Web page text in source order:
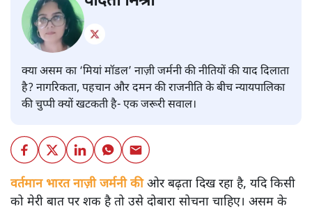
क्या असम का ‘मियां मॉडल’ नाज़ी जर्मनी की नीतियों की याद दिलाता
है? नागरिकता, पहचान और दमन की राजनीति के बीच न्यायपालिका
की चुप्पी क्यों खटकती है- एक जरूरी सवाल।
वर्तमान भारत नाज़ी जर्मनी कीओर बढ़ता दिख रहा है, यदि किसी
को मेरी बात पर शक है तो उसे दोबारा सोचना चाहिए। असम के